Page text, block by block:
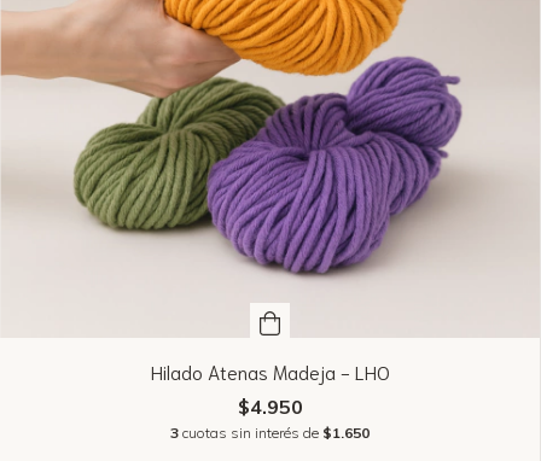
Hilado Atenas Madeja - LHO
$4.950
3 cuotas sin interés de $1.650